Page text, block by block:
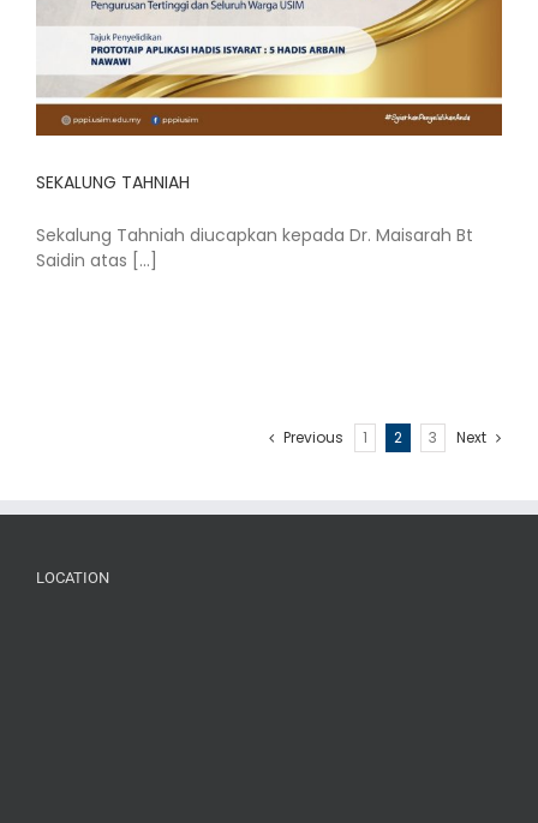
SEKALUNG TAHNIAH
Sekalung Tahniah diucapkan kepada Dr. Maisarah Bt
Saidin atas [...]
Previous 1 2 3 Next
LOCATION